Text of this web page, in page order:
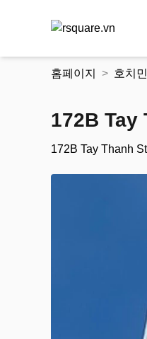
홈페이지 호치
172B Tay
172B Tay Thanh